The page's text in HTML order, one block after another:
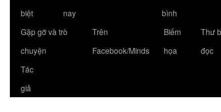
biệt
nay
bình
Gặp gỡ và trò
chuyện
Trên
Facebook/Minds
Biếm
họa
Thư
đọc
Tác
giả